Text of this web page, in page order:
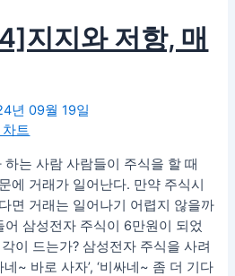
지지와 저항, 매
년 09월 19일
는 사람 사람들이 주식을 할 때
에 거래가 일어난다. 만약 주식시
면 거래는 일어나기 어렵지 않을까
삼성전자 주식이 6만원이 되었
이 드는가? 삼성전자 주식을 사려
~ 바로 사자’, ‘비싸네~ 좀 더 기다